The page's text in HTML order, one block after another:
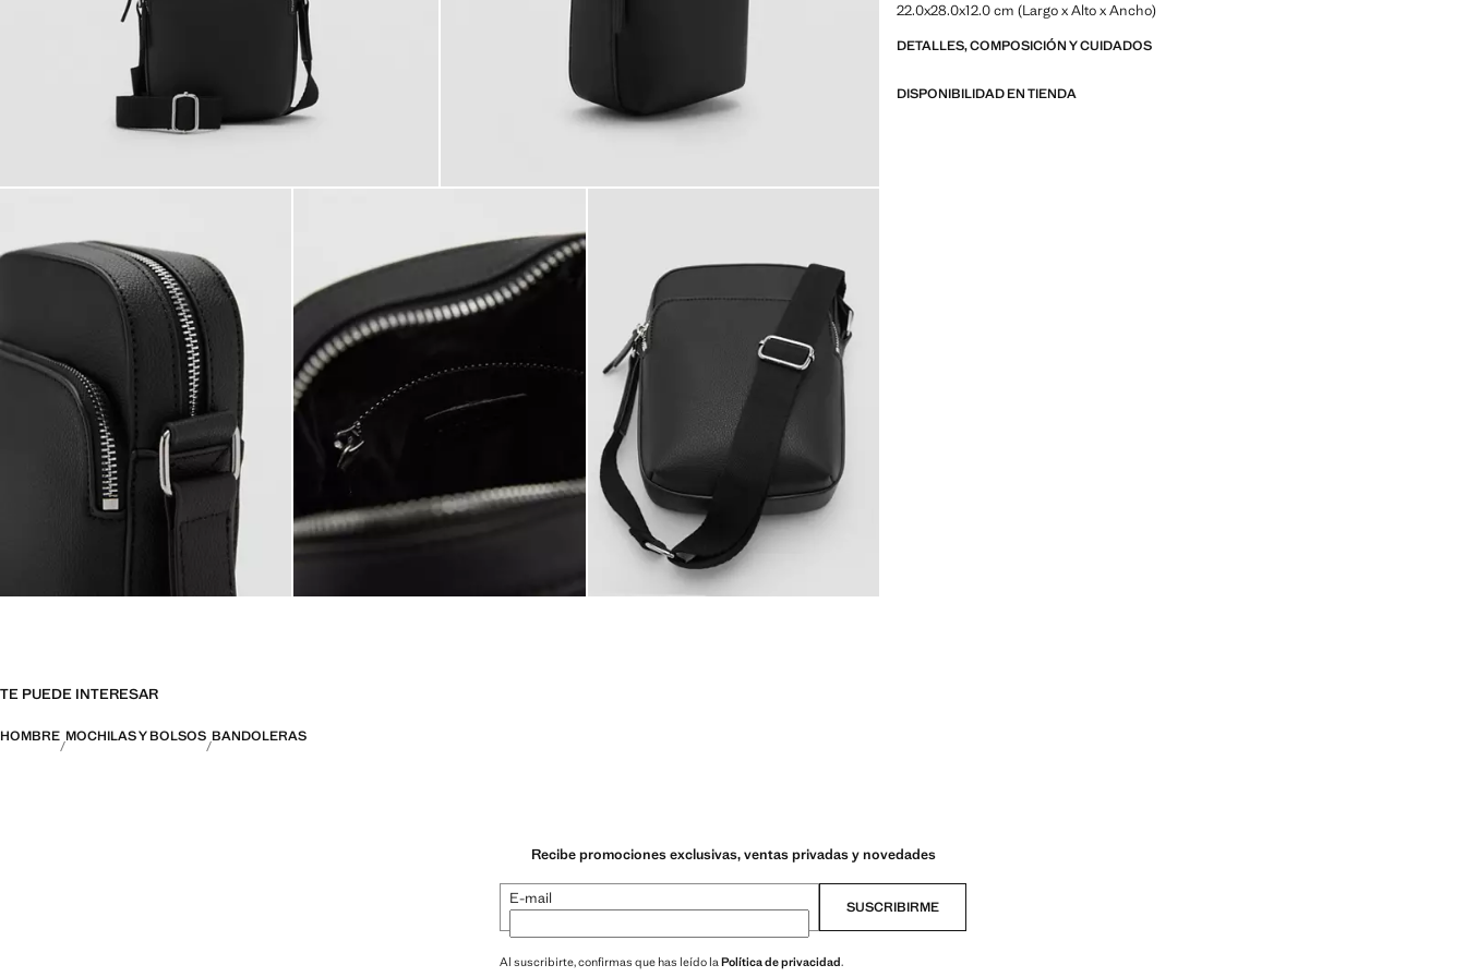
22.0x28.0x12.0 cm (Largo x Alto x Ancho)
DETALLES, COMPOSICIÓN Y CUIDADOS
DISPONIBILIDAD EN TIENDA
TE PUEDE INTERESAR
HOMBRE MOCHILAS Y BOLSOS BANDOLERAS
Recibe promociones exclusivas, ventas privadas y novedades
E-mail SUSCRIBIRME
Al suscribirte, confirmas que has leído laPolítica de privacidad.